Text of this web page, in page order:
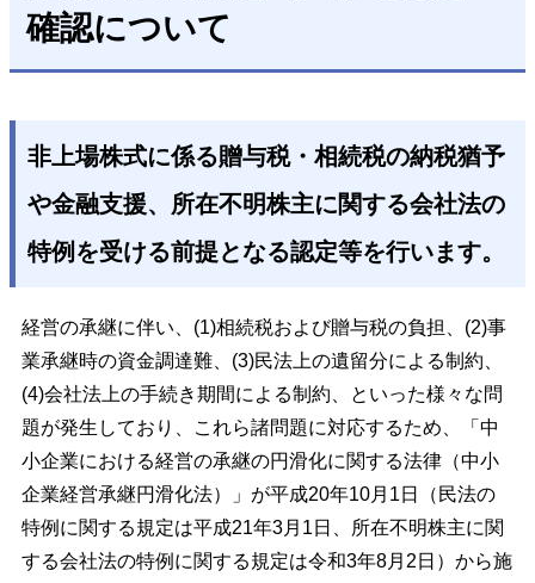
確認について
非上場株式に係る贈与税・相続税の納税猶予
や金融支援、所在不明株主に関する会社法の
特例を受ける前提となる認定等を行います。
経営の承継に伴い、(1)相続税および贈与税の負担、(2)事
業承継時の資金調達難、(3)民法上の遺留分による制約、
(4)会社法上の手続き期間による制約、といった様々な問
題が発生しており、これら諸問題に対応するため、「中
小企業における経営の承継の円滑化に関する法律（中小
企業経営承継円滑化法）」が平成20年10月1日（民法の
特例に関する規定は平成21年3月1日、所在不明株主に関
する会社法の特例に関する規定は令和3年8月2日）から施